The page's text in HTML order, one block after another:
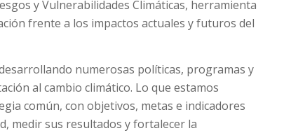
y Vulnerabilidades Climáticas, herramienta
frente a los impactos actuales y futuros del
numerosas políticas, programas y
al cambio climático. Lo que estamos
común, con objetivos, metas e indicadores
medir sus resultados y fortalecer la